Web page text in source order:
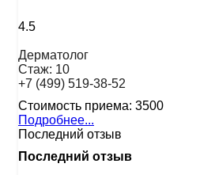
4.5
Дерматолог
Стаж: 10
+7 (499) 519-38-52
Стоимость приема: 3500
Подробнее...
Последний отзыв
Последний отзыв